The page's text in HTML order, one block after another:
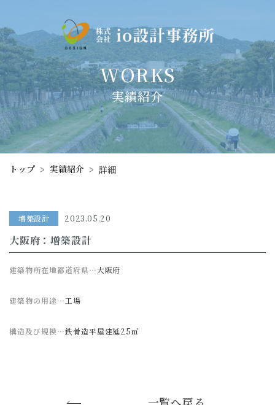
WORKS
実績紹介
トップ > 実績紹介 > 詳細
増築設計 2023.05.20
大阪府：増築設計
建築物所在地都道府県…大阪府
建築物の用途…工場
構造及び規模…鉄骨造平屋建延25㎡